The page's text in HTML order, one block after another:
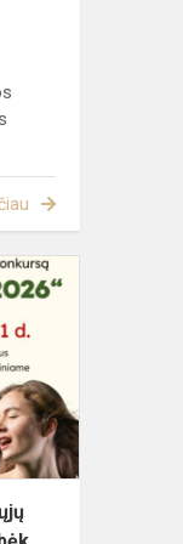
konkursas
„Skambėk,...